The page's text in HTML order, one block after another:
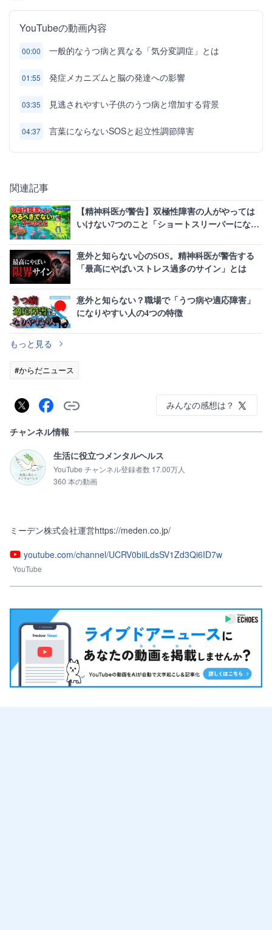
YouTubeの動画内容
00:00 一般的なうつ病と異なる「気分変調症」とは
01:55 発症メカニズムと脳の発達への影響
03:35 見逃されやすい子供のうつ病と増加する背景
04:37 言葉にならないSOSと起立性調節障害
関連記事
【精神科医が警告】双極性障害の人がやっては
いけない7つのこと「ショートスリーパーになっ
意外と知らない心のSOS。精神科医が警告する
「最高にやばいストレス過多のサイン」とは
意外と知らない？職場で「うつ病や適応障害」
になりやすい人の4つの特徴
もっと見る
#からだニュース
みんなの感想は？
チャンネル情報
生活に役立つメンタルヘルス
YouTube チャンネル登録者数 17.00万人
360 本の動画
ミーデン株式会社運営https://meden.co.jp/
youtube.com/channel/UCRV0biiLdsSV1Zd3Qi6ID7w
YouTube